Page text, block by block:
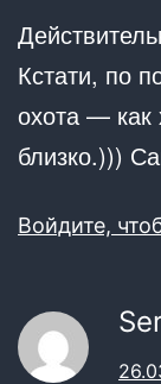
Кстати, по
охота — как
близко.)))
Войдите,